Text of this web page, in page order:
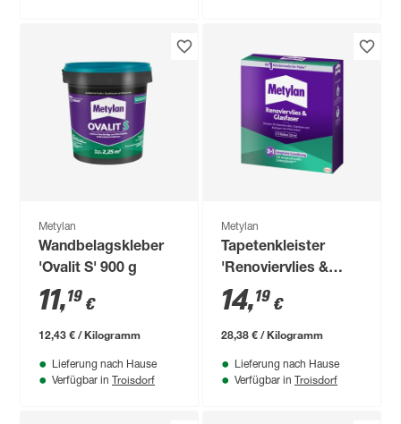
Metylan
Wandbelagskleber
'Ovalit S' 900 g
11,19 €
12,43 € / Kilogramm
Lieferung nach Hause
Verfügbar in Troisdorf
Metylan
Tapetenkleister
'Renoviervlies &
Glasfaser'
transparent 500 g
14,19 €
28,38 € / Kilogramm
Lieferung nach Hause
Verfügbar in Troisdorf